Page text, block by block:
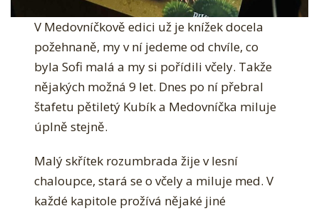
V Medovníčkově edici už je knížek docela
požehnaně, my v ní jedeme od chvíle, co byla
Sofi malá a my si pořídili včely. Takže
nějakých možná 9 let. Dnes po ní přebral
štafetu pětiletý Kubík a Medovníčka miluje
úplně stejně.
Malý skřítek rozumbrada žije v lesní
chaloupce, stará se o včely a miluje med. V
každé kapitole prožívá nějaké jiné